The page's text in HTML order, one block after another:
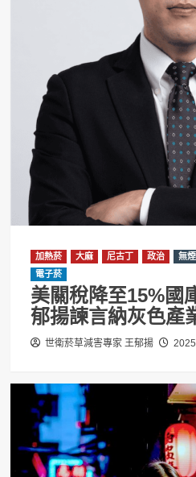
加熱菸 大麻 尼古丁 政治 無
電子菸
美關稅降至15%國
郁揚諫言納灰色產
世衛菸草減害專家 王郁揚